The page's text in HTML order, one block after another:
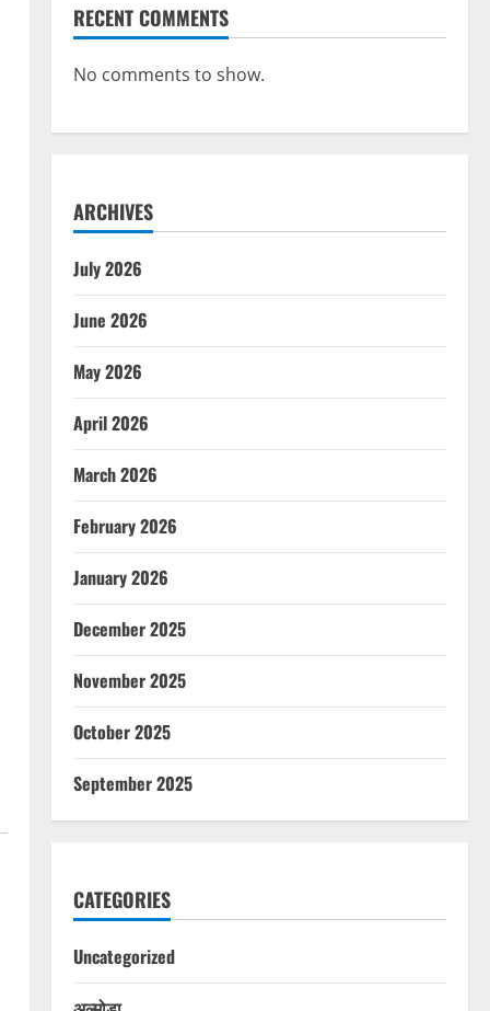
RECENT COMMENTS
No comments to show.
ARCHIVES
July 2026
June 2026
May 2026
April 2026
March 2026
February 2026
January 2026
December 2025
November 2025
October 2025
September 2025
CATEGORIES
Uncategorized